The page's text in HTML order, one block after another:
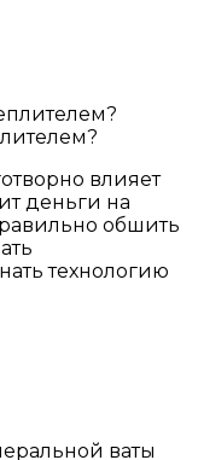
влияет
деньги на
обшить
технологию